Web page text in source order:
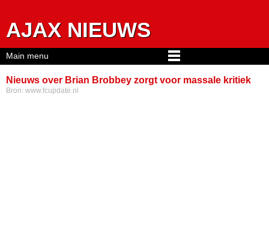
AJAX NIEUWS
Nieuws over Brian Brobbey zorgt voor massale kritiek
en ongeloof
Bron: www.fcupdate.nl
Main menu